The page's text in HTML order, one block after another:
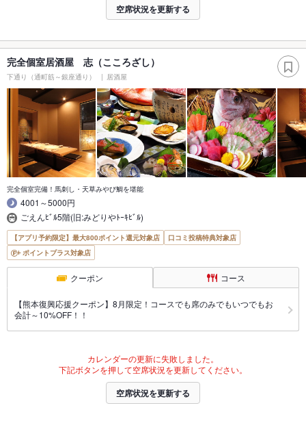
空席状況を更新する
完全個室居酒屋 志（こころざし）
下通り（通町筋～銀座通り） 居酒屋
完全個室完備！馬刺し・天草みやび鯛を堪能
4001～5000円
ごえんﾋﾞﾙ5階(旧:みどりやﾄｰｷﾋﾞﾙ)
【アプリ予約限定】最大800ポイント還元対象店
口コミ投稿特典対象店
ポイントプラス対象店
クーポン コース
【熊本復興応援クーポン】8月限定！コースでも席のみでもいつでもお
会計～10%OFF！！
カレンダーの更新に失敗しました。
下記ボタンを押して空席状況を更新してください。
空席状況を更新する